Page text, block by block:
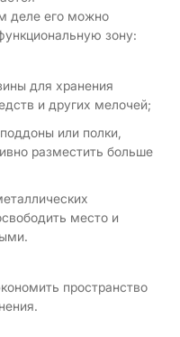
деле его можно
зону:
для хранения
и других мелочей;
или полки,
разместить больше
место и
пространство